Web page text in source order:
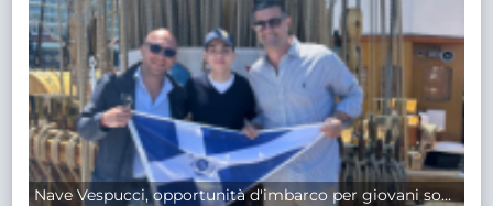
Nave Vespucci, opportunità d'imbarco per giovani soci e socie della Lega Navale Italiana